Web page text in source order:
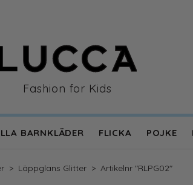
Fashion for Kids
BARNKLÄDER FLICKA POJKE
> Läppglans Glitter > Artikelnr "RLPG02"